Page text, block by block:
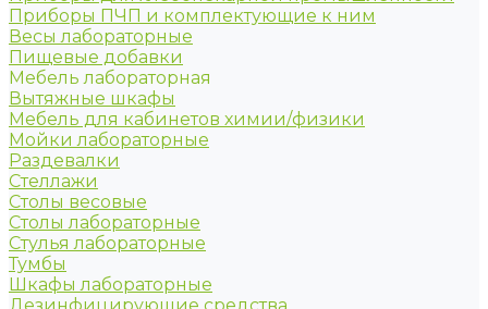
Приборы ПЧП и комплектующие к ним
Весы лабораторные
Пищевые добавки
Мебель лабораторная
Вытяжные шкафы
Мебель для кабинетов химии/физики
Мойки лабораторные
Раздевалки
Стеллажи
Столы весовые
Столы лабораторные
Стулья лабораторные
Тумбы
Шкафы лабораторные